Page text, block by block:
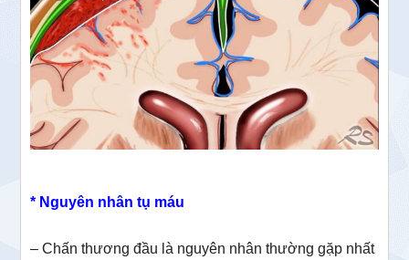
* Nguyên nhân tụ máu
– Chấn thương đầu là nguyên nhân thường gặp nhất